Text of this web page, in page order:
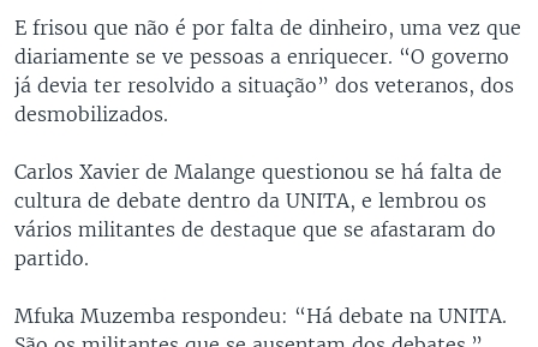
E frisou que não é por falta de dinheiro, uma vez que
diariamente se ve pessoas a enriquecer. “O governo
já devia ter resolvido a situação” dos veteranos, dos
desmobilizados.
Carlos Xavier de Malange questionou se há falta de
cultura de debate dentro da UNITA, e lembrou os
vários militantes de destaque que se afastaram do
partido.
Mfuka Muzemba respondeu: “Há debate na UNITA.